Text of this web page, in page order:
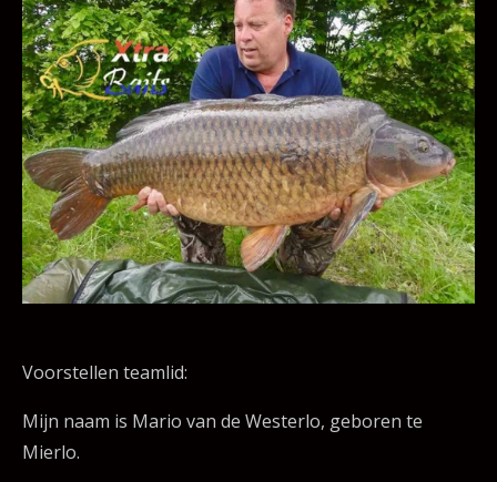
Voorstellen teamlid:
Mijn naam is Mario van de Westerlo, geboren te
Mierlo.